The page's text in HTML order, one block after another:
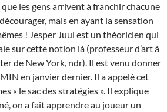
les gens arrivent à franchir chacune
mais en ayant la sensation
! Jesper Juul est un théoricien qui
sur cette notion là (professeur d’art à
de New York, ndr). Il est venu donner
en janvier dernier. Il a appelé cet
« le sac des stratégies ». Il explique
on a fait apprendre au joueur un